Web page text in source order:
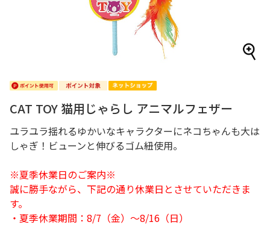
CAT TOY 猫用じゃらし アニマルフェザー
ユラユラ揺れるゆかいなキャラクターにネコちゃんも大は
しゃぎ！ビューンと伸びるゴム紐使用。
※夏季休業日のご案内※
誠に勝手ながら、下記の通り休業日とさせていただきま
す。
・夏季休業期間：8/7（金）～8/16（日）